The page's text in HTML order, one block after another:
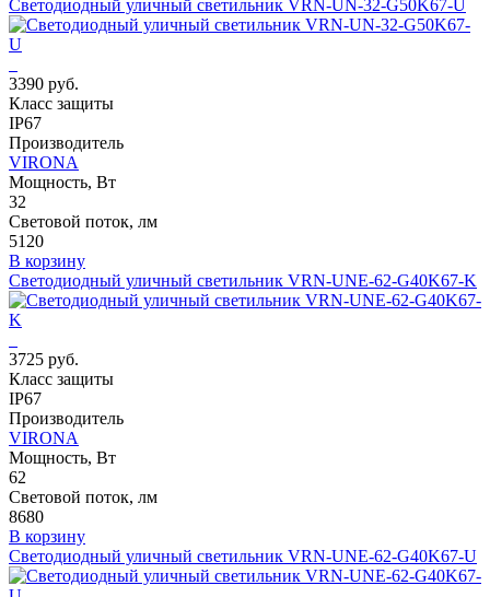
Светодиодный уличный светильник VRN-UN-32-G50K67-U
3390 руб.
Класс защиты
IP67
Производитель
VIRONA
Мощность, Вт
32
Световой поток, лм
5120
В корзину
Светодиодный уличный светильник VRN-UNE-62-G40K67-K
3725 руб.
Класс защиты
IP67
Производитель
VIRONA
Мощность, Вт
62
Световой поток, лм
8680
В корзину
Светодиодный уличный светильник VRN-UNE-62-G40K67-U